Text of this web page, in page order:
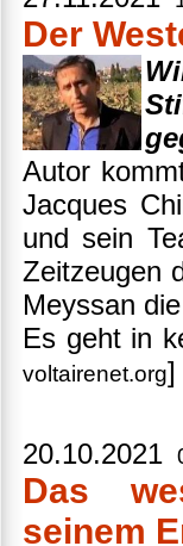
Der
Autor
Jacques
und sein
Zeitzeugen
Meyssan
Es geht in
voltairenet.org]
20.10.2021
Das
seinem